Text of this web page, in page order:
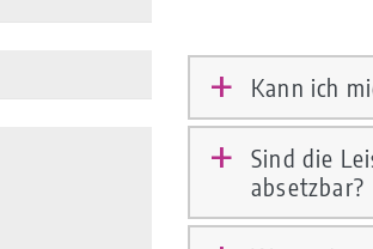
a Kann ich
a
Sind die
absetzbar?